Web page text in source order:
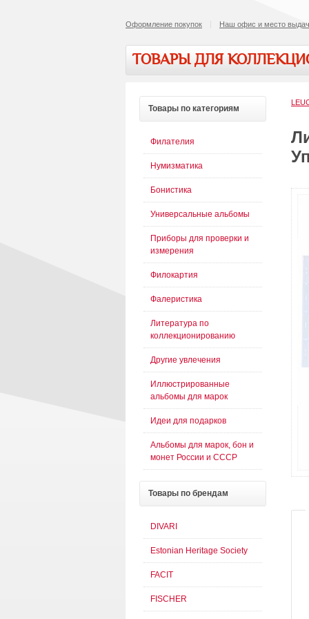
Оформление покупок Наш офис и место
ТОВАРЫ ДЛЯ
Товары по категориям
Филателия
Нумизматика
Бонистика
Универсальные альбомы
Приборы для проверки и
измерения
Филокартия
Фалеристика
Литература по
коллекционированию
Другие увлечения
Иллюстрированные
альбомы для марок
Идеи для подарков
Альбомы для марок, бон и
монет России и СССР
Товары по брендам
DIVARI
Estonian Heritage Society
FACIT
FISCHER